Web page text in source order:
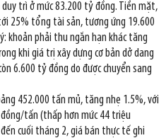
duy trì ở mức 83.200 tỷ đồng. Tiền mặt,
25% tổng tài sản, tương ứng 19.600
khoản phải thu ngắn hạn khác tăng
khi giá trị xây dựng cơ bản dở dang
6.600 tỷ đồng do được chuyển sang
452.000 tấn mủ, tăng nhẹ 1.5%, với
tấn (thấp hơn mức 44 triệu
cuối tháng 2, giá bán thực tế ghi